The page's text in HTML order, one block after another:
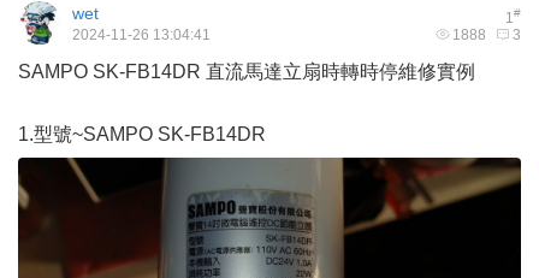
1#
wet
1888 3
2024-11-26 13:04:41
SAMPO SK-FB14DR 直流馬達立扇時轉時停維修實例
1.型號~SAMPO SK-FB14DR